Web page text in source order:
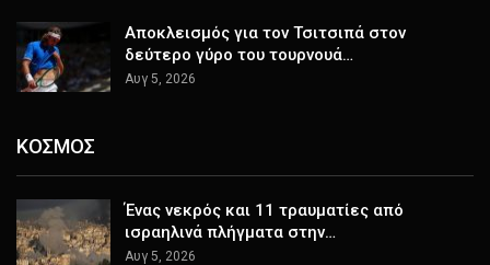
Αποκλεισμός για τον Τσιτσιπά στον
δεύτερο γύρο του τουρνουά…
Αυγ 5, 2026
ΚΟΣΜΟΣ
Ένας νεκρός και 11 τραυματίες από
ισραηλινά πλήγματα στην…
Αυγ 5, 2026